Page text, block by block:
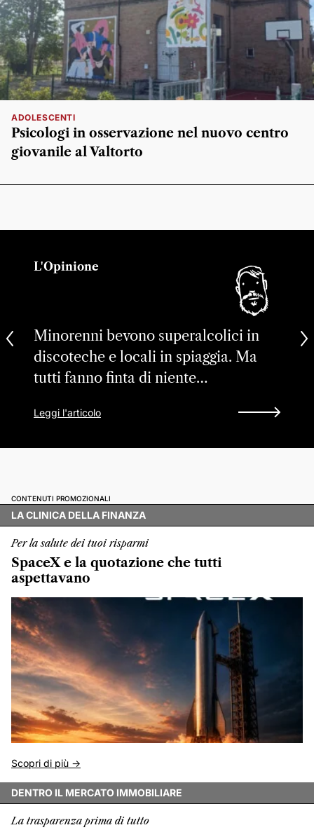
ADOLESCENTI
Psicologi in osservazione nel nuovo centro
giovanile al Valtorto
L'Opinione
Minorenni bevono superalcolici in
discoteche e locali in spiaggia. Ma
tutti fanno finta di niente…
Leggi l'articolo
CONTENUTI PROMOZIONALI
LA CLINICA DELLA FINANZA
Per la salute dei tuoi risparmi
SpaceX e la quotazione che tutti
aspettavano
Scopri di più ->
DENTRO IL MERCATO IMMOBILIARE
La trasparenza prima di tutto